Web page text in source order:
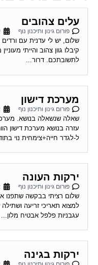
עלים צהובים
פורום גינון ותיכנון נוף
שלום, יש לי עדנית עם
קיבלו גוון צהוב והייתי
לתשובתכם. דרור...
מערכת דישון
פורום גינון ותיכנון נוף
שאלה שנשאלה בנושא.
עזרה בנושא מערכת דישון
ל-לגדר חייה+צימחית נוי בתודה 08-08-
ירקות העונה
פורום גינון ותיכנון נוף
שלום רציתי בבקשה שתפנו
למצוא תאריכי זריעה
עגבניות פלפל אבטיח מלון...
ירקות בגינה
פורום גינון ותיכנון נוף